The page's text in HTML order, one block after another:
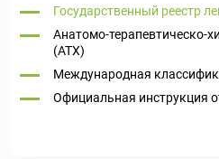
Государственный реестр
Анатомо-терапевтическо-
(ATX)
Международная
Официальная инструкция